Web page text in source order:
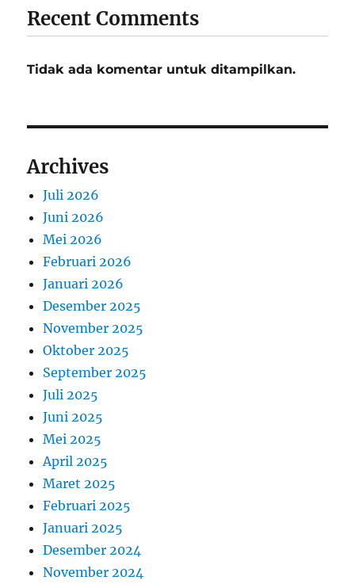
Recent Comments
Tidak ada komentar untuk ditampilkan.
Archives
Juli 2026
Juni 2026
Mei 2026
Februari 2026
Januari 2026
Desember 2025
November 2025
Oktober 2025
September 2025
Juli 2025
Juni 2025
Mei 2025
April 2025
Maret 2025
Februari 2025
Januari 2025
Desember 2024
November 2024